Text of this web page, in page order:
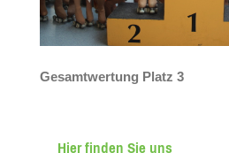
Gesamtwertung Platz 3
Hier finden Sie uns